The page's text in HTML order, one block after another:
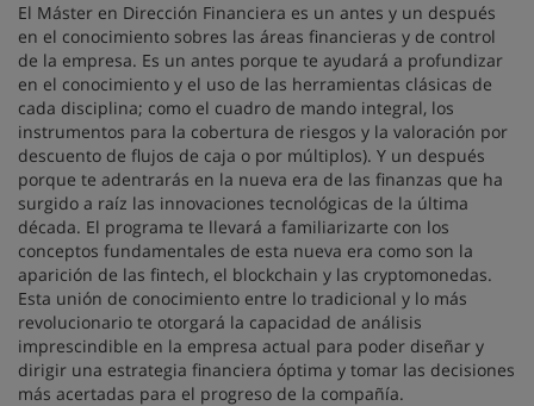
El Máster en Dirección Financiera es un antes y un después
en el conocimiento sobres las áreas financieras y de control
de la empresa. Es un antes porque te ayudará a profundizar
en el conocimiento y el uso de las herramientas clásicas de
cada disciplina; como el cuadro de mando integral, los
instrumentos para la cobertura de riesgos y la valoración por
descuento de flujos de caja o por múltiplos). Y un después
porque te adentrarás en la nueva era de las finanzas que ha
surgido a raíz las innovaciones tecnológicas de la última
década. El programa te llevará a familiarizarte con los
conceptos fundamentales de esta nueva era como son la
aparición de las fintech, el blockchain y las cryptomonedas.
Esta unión de conocimiento entre lo tradicional y lo más
revolucionario te otorgará la capacidad de análisis
imprescindible en la empresa actual para poder diseñar y
dirigir una estrategia financiera óptima y tomar las decisiones
más acertadas para el progreso de la compañía.